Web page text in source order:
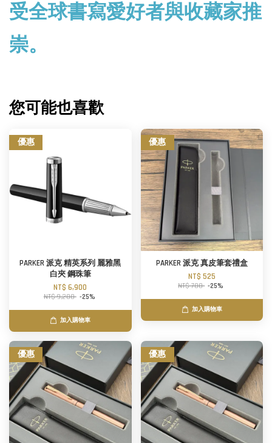
受全球書寫愛好者與收藏家推
崇。
您可能也喜歡
優惠
PARKER 派克 精英系列 麗雅黑
白夾 鋼珠筆
NT$ 6,900
NT$ 9,200 -25%
加入購物車
優惠
PARKER 派克 真皮筆套禮盒
NT$ 525
NT$ 700 -25%
加入購物車
優惠 優惠